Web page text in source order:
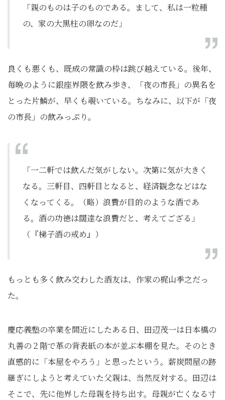
「親のものは子のものである。まして、私は一粒種
の、家の大黒柱の卵なのだ」
良くも悪くも、既成の常識の枠は跳び越えている。後年、
毎晩のように銀座界隈を飲み歩き、「夜の市長」の異名を
とった片鱗が、早くも覗いている。ちなみに、以下が「夜
の市長」の飲みっぷり。
「一二軒では飲んだ気がしない。次第に気が大きく
なる。三軒目、四軒目となると、経済観念などはな
くなってくる。（略）浪費が目的のような酒であ
る。酒の功徳は闊達な浪費だと、考えてござる」
（『梯子酒の戒め』）
もっとも多く飲み交わした酒友は、作家の梶山季之だっ
た。
慶応義塾の卒業を間近にしたある日、田辺茂一は日本橋の
丸善の２階で革の背表紙の本が並ぶ本棚を見た。そのとき
直感的に「本屋をやろう」と思ったという。薪炭問屋の跡
継ぎにしようと考えていた父親は、当然反対する。田辺は
そこで、先に他界した母親を持ち出す。母親が亡くなる寸